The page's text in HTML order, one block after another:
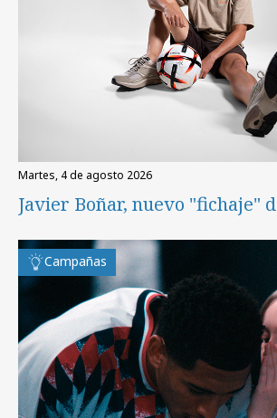
martes, 4 de agosto 2026
Javier Boñar, nuevo "fichaje"
Campañas